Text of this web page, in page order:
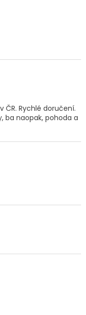
hvězdiček.
hvězdiček.
ČR. Rychlé doručení.
ba naopak, pohoda a
hvězdiček.
hvězdiček.
hvězdiček.